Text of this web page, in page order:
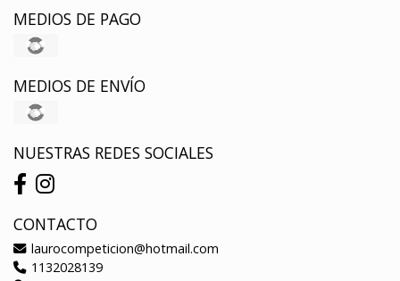
MEDIOS DE PAGO
MEDIOS DE ENVÍO
NUESTRAS REDES SOCIALES
CONTACTO
laurocompeticion@hotmail.com
1132028139